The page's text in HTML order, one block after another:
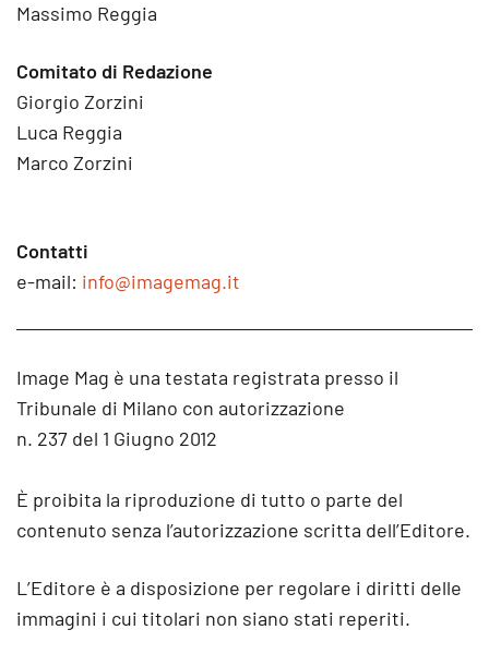
Massimo Reggia
Comitato di Redazione
Giorgio Zorzini
Luca Reggia
Marco Zorzini
Contatti
e-mail: info@imagemag.it
Image Mag è una testata registrata presso il
Tribunale di Milano con autorizzazione
n. 237 del 1 Giugno 2012
È proibita la riproduzione di tutto o parte del
contenuto senza l’autorizzazione scritta dell’Editore.
L’Editore è a disposizione per regolare i diritti delle
immagini i cui titolari non siano stati reperiti.